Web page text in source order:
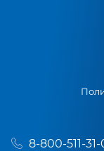
8-800-511-31-